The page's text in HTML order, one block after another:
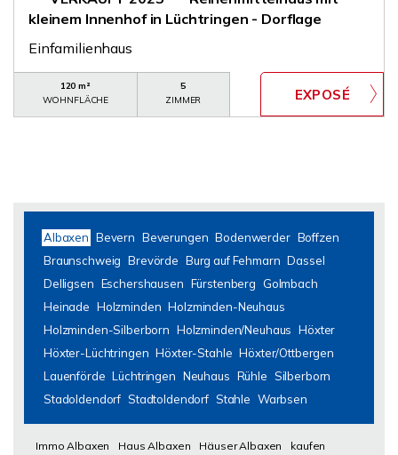
kleinem Innenhof in Lüchtringen - Dorflage
Einfamilienhaus
120 m²
WOHNFLÄCHE
5
ZIMMER
Albaxen Bevern Beverungen Bodenwerder Boffzen
Braunschweig Brevörde Burg auf Fehmarn Dassel
Delligsen Eschershausen Fürstenberg
Golmbach
Heinade Holzminden Holzminden-Neuhaus
Holzminden-Silberborn Holzminden/Neuhaus Höxter
Höxter-Lüchtringen Höxter-Stahle Höxter/Ottbergen
Lauenförde Lüchtringen Neuhaus Rühle Silberborn
Stadoldendorf Stadtoldendorf Stahle Warbsen
Immo Albaxen Haus Albaxen Häuser Albaxen
kaufen